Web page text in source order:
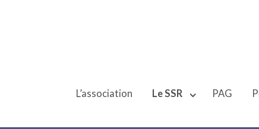
L’association Le SSR PAG